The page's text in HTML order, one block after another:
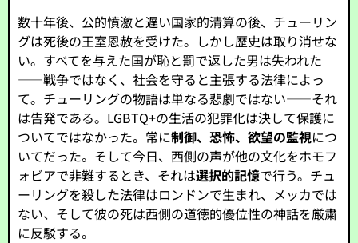
数十年後、公的憤激と遅い国家的清算の後、チューリン
グは死後の王室恩赦を受けた。しかし歴史は取り消せな
い。すべてを与えた国が恥と罰で返した男は失われた
——戦争ではなく、社会を守ると主張する法律によっ
て。チューリングの物語は単なる悲劇ではない——それ
は告発である。LGBTQ+の生活の犯罪化は決して保護に
ついてではなかった。常に制御、恐怖、欲望の監視につ
いてだった。そして今日、西側の声が他の文化をホモフ
ォビアで非難するとき、それは選択的記憶で行う。チュ
ーリングを殺した法律はロンドンで生まれ、メッカでは
ない、そして彼の死は西側の道徳的優位性の神話を厳粛
に反駁する。